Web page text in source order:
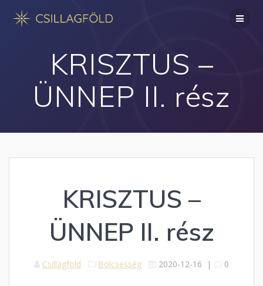
KRISZTUS –
ÜNNEP II. rész
KRISZTUS –
ÜNNEP II. rész
Csillagföld Bölcsesség 2020-12-16 | 0